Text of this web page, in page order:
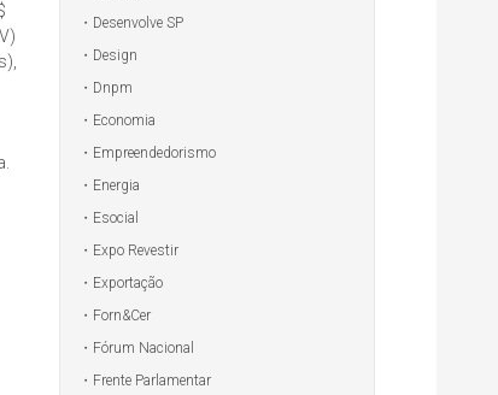
Desenvolve SP
Design
Dnpm
Economia
Empreendedorismo
Energia
Esocial
Expo Revestir
Exportação
Forn&Cer
Fórum Nacional
Frente Parlamentar